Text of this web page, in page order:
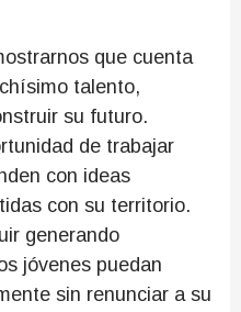
que cuenta
talento,
su futuro.
de trabajar
con ideas
con su territorio.
generando
jóvenes puedan
sin renunciar a su